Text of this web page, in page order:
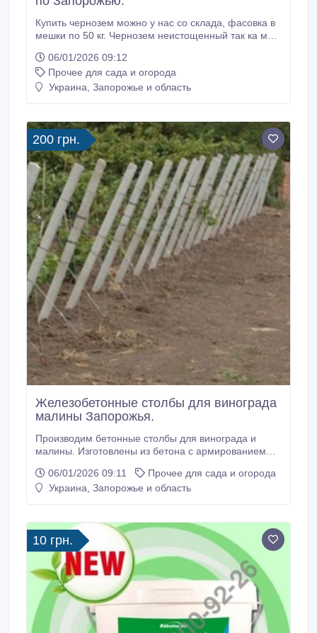
Купить чернозем можно у нас со склада, фасовка в
мешки по 50 кг. Чернозем неистощенный так ка мы
расло и не удобрялось химией. земля россыпчатая
без камней. Возможна доставка микроавтобусом от
10 мешков. Зил самосвал привезет 5тонн одной
06/01/2026 09:12
Прочее для сада и огорода
Украина, Запорожье и область
200 грн.
Железобетонные столбы для винограда
малины Запорожья.
Производим бетонные столбы для винограда и
малины. Изготовлены из бетона с армированием
столба, есть четыре бугеля(утолщение) для
крепеже проволоки. Бетонные столбики также часто
дачников, они используют для подвязки вьющихся
растений, для подпорки веток деревьев.
06/01/2026 09:11
Прочее для сада и огорода
Украина, Запорожье и область
10 грн.